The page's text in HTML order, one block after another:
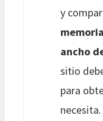
y
ancho
sitio
para
necesita.